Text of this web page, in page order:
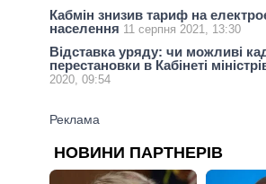
Кабмін знизив тариф на
населення 11 серпня 2021, 13:30
Відставка уряду: чи можливі
перестановки в Кабінеті
2020, 09:54